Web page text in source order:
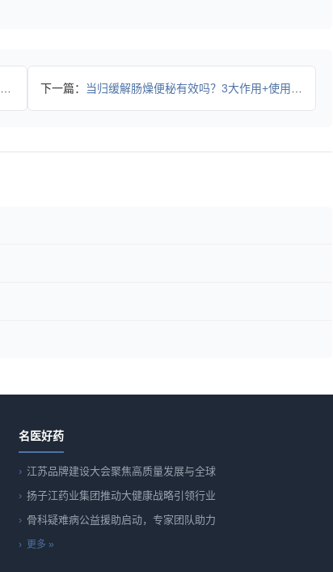
下一篇： 当归缓解肠燥便秘有效吗？3大作用+使用注意事项
名医好药
江苏品牌建设大会聚焦高质量发展与全球
扬子江药业集团推动大健康战略引领行业
骨科疑难病公益援助启动，专家团队助力
更多 »